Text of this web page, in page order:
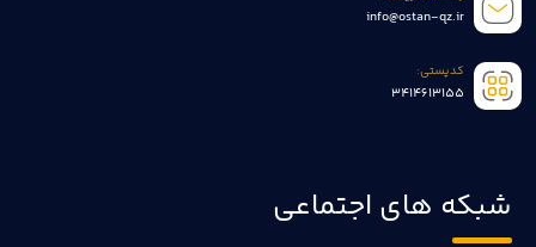
info@ostan-qz.ir
کدپستی:
3414613155
شبکه های اجتماعی